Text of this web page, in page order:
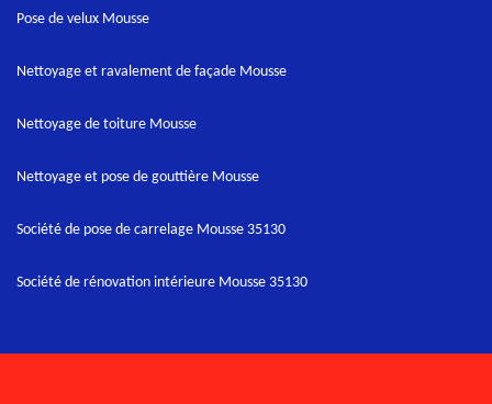
Pose de velux Mousse
Nettoyage et ravalement de façade Mousse
Nettoyage de toiture Mousse
Nettoyage et pose de gouttière Mousse
Société de pose de carrelage Mousse 35130
Société de rénovation intérieure Mousse 35130